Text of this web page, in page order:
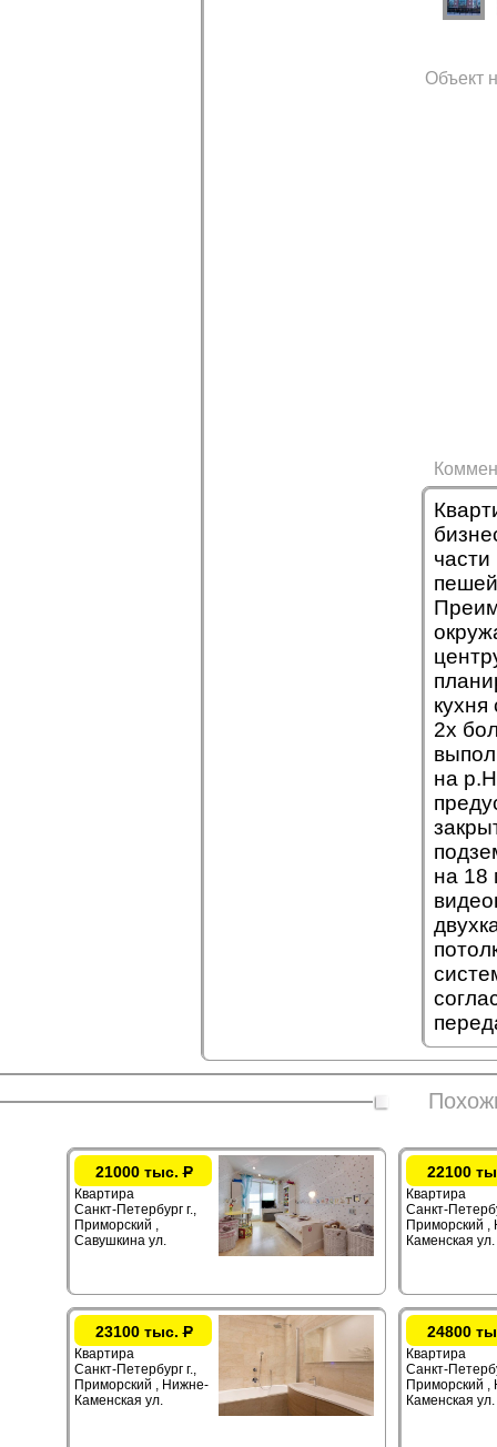
Объект
2х
на
на 18
21000 тыс.Р
Квартира
Санкт-Петербург г.,
Приморский ,
Савушкина ул.
22100
Квартира
Санкт-
Приморский ,
Каменская ул.
23100 тыс.Р
Квартира
Санкт-Петербург г.,
Приморский , Нижне-
Каменская ул.
24800
Квартира
Санкт-
Приморский ,
Каменская ул.